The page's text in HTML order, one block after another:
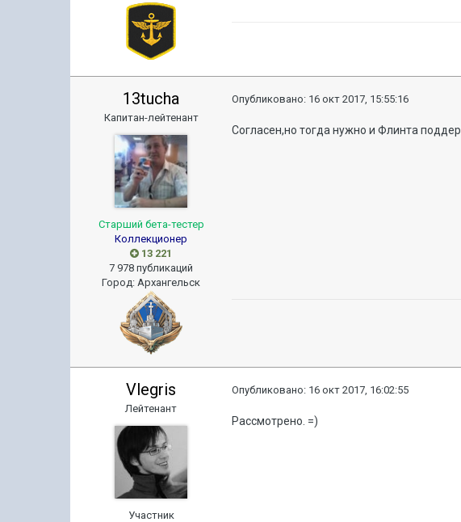
13tucha
Капитан-лейтенант
Старший бета-тестер
Коллекционер
13 221
7 978 публикаций
Город:Архангельск
Опубликовано: 16 окт 2017, 15:55:16
Согласен,но тогда нужно и Флинта
Vlegris
Лейтенант
Участник
Опубликовано: 16 окт 2017, 16:02:55
Рассмотрено. =)